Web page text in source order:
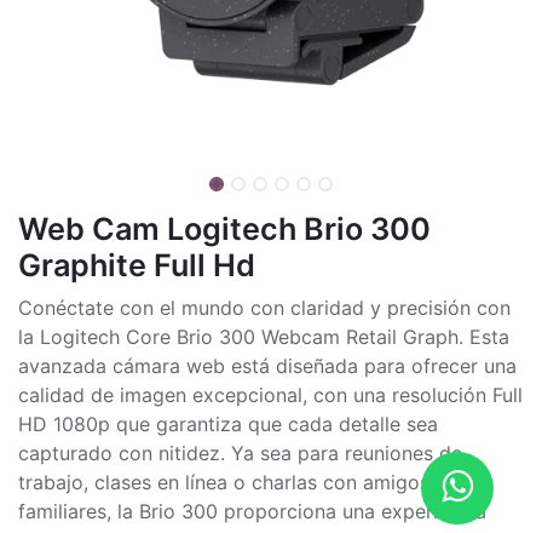
Web Cam Logitech Brio 300
Graphite Full Hd
Conéctate con el mundo con claridad y precisión con
la Logitech Core Brio 300 Webcam Retail Graph. Esta
avanzada cámara web está diseñada para ofrecer una
calidad de imagen excepcional, con una resolución Full
HD 1080p que garantiza que cada detalle sea
capturado con nitidez. Ya sea para reuniones de
trabajo, clases en línea o charlas con amigos y
familiares, la Brio 300 proporciona una experiencia